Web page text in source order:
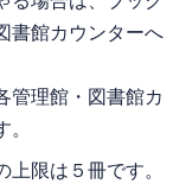
書館カウンターへ
管理館・図書館カ
限は５冊です。